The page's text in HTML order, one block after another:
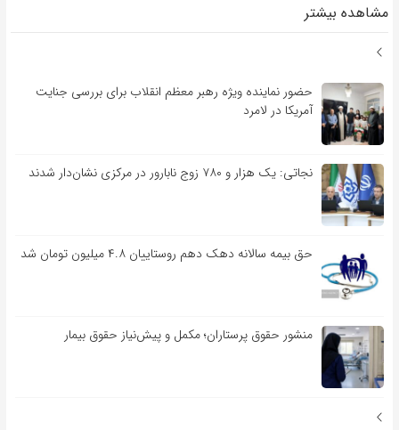
مشاهده بیشتر
حضور نماینده ویژه رهبر معظم انقلاب برای بررسی جنایت
آمریکا در لامرد
نجاتی: یک هزار و ۷۸۰ زوج نابارور در مرکزی نشان‌دار شدند
حق بیمه سالانه دهک دهم روستاییان ۴.۸ میلیون تومان شد
منشور حقوق پرستاران؛ مکمل و پیش‌نیاز حقوق بیمار